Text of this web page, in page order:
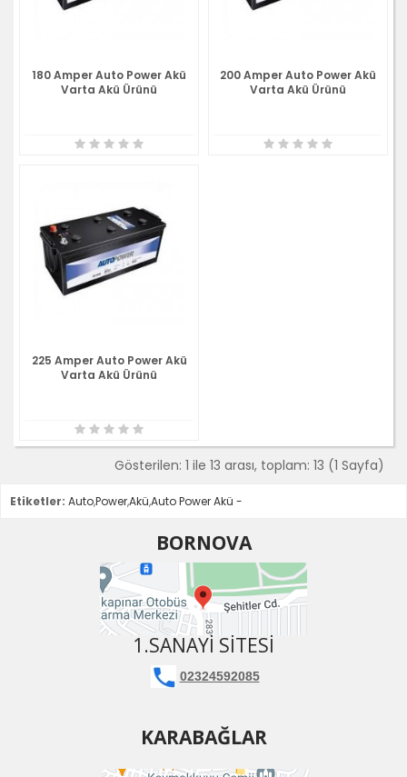
180 Amper Auto Power Akü
Varta Akü Ürünü
200 Amper Auto Power Akü
Varta Akü Ürünü
225 Amper Auto Power Akü
Varta Akü Ürünü
Gösterilen: 1 ile 13 arası, toplam: 13 (1 Sayfa)
Etiketler: Auto,Power,Akü,Auto Power Akü -
BORNOVA
1.SANAYI SITESI
02324592085
KARABAĞLAR